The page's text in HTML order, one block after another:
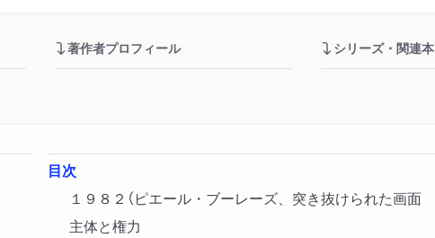
著作者プロフィール シリーズ・関連本
目次
１９８２（ピエール・ブーレーズ、突き抜けられた画面
主体と権力